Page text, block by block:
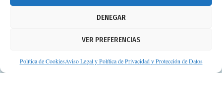
DENEGAR
VER PREFERENCIAS
Política de CookiesAviso Legal y Política de Privacidad y Protección de Datos